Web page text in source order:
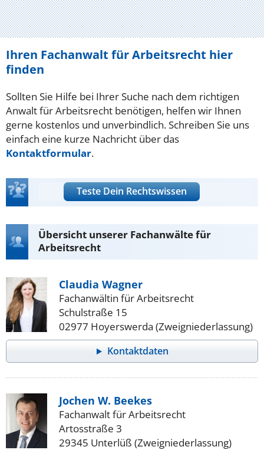
Ihren Fachanwalt für Arbeitsrecht hier
finden
Sollten Sie Hilfe bei Ihrer Suche nach dem richtigen
Anwalt für Arbeitsrecht benötigen, helfen wir Ihnen
gerne kostenlos und unverbindlich. Schreiben Sie uns
einfach eine kurze Nachricht über das
Kontaktformular.
Teste Dein Rechtswissen
Übersicht unserer Fachanwälte für
Arbeitsrecht
Claudia Wagner
Fachanwältin für Arbeitsrecht
Schulstraße 15
02977 Hoyerswerda (Zweigniederlassung)
Kontaktdaten
Jochen W. Beekes
Fachanwalt für Arbeitsrecht
Artosstraße 3
29345 Unterlüß (Zweigniederlassung)